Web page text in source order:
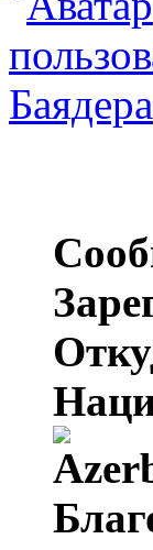
Баядера